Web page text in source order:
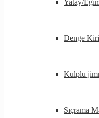
Yatay/
Denge
Kulplu
Sıçrama